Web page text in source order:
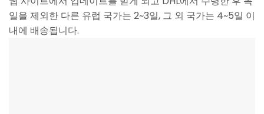
일을 제외한 다른 유럽 국가는 2~3일, 그 외 국가는 4~5일 이
내에 배송됩니다.